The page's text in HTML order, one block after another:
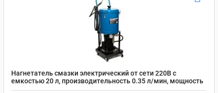
Нагнетатель смазки электрический от сети 220В с
емкостью 20 л, производительность 0.35 л/мин, мощность
1.1 кВт Forsage F-HG-69230 (F-1013)